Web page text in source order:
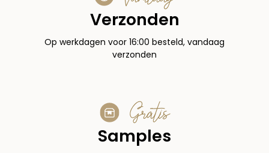
Verzonden
Op werkdagen voor 16:00 besteld, vandaag
verzonden
Gratis
Samples